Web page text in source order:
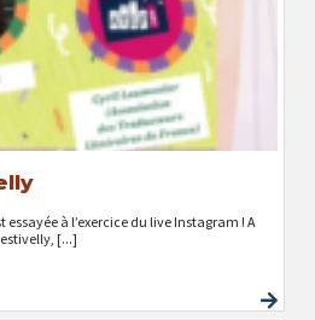
essayée à l’exercice du live Instagram ! A
[...]